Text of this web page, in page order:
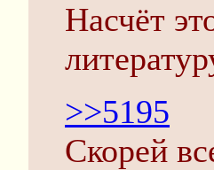
Насчёт
>>5195
Скорей